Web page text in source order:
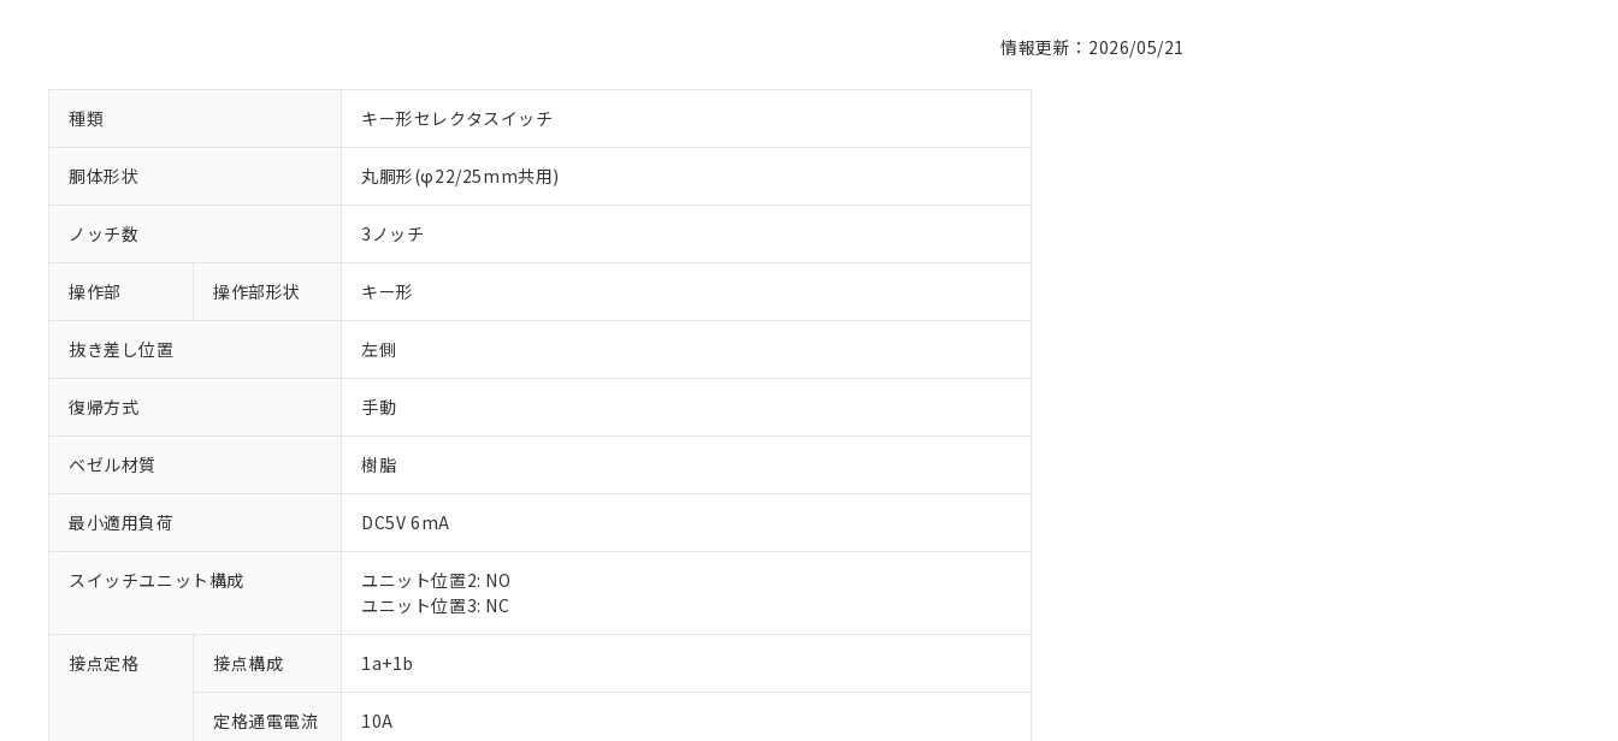
情報更新：2026/05/21
種類 キー形セレクタスイッチ
胴体形状 丸胴形(φ22/25mm共用)
ノッチ数 3ノッチ
操作部 操作部形状 キー形
抜き差し位置 左側
復帰方式 手動
ベゼル材質 樹脂
最小適用負荷 DC5V 6mA
スイッチユニット構成
ユニット位置2: NO
ユニット位置3: NC
接点定格 接点構成 1a+1b
定格通電電流 10A